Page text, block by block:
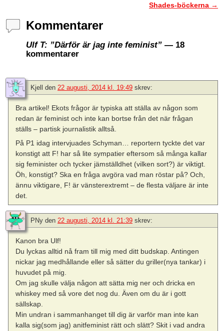
Shades-böckerna →
Kommentarer
Ulf T: ”Därför är jag inte feminist” — 18
kommentarer
Kjell den 22 augusti, 2014 kl. 19:49 skrev:
Bra artikel! Ekots frågor är typiska att ställa av någon som
redan är feminist och inte kan bortse från det när frågan
ställs – partisk journalistik alltså.
På P1 idag intervjuades Schyman… reportern tyckte det var
konstigt att F! har så lite sympatier eftersom så många kallar
sig feminister och tycker jämställdhet (vilken sort?) är viktigt.
Öh, konstigt? Ska en fråga avgöra vad man röstar på? Och,
ännu viktigare, F! är vänsterextremt – de flesta väljare är inte
det.
PNy den 22 augusti, 2014 kl. 21:39 skrev:
Kanon bra Ulf!
Du lyckas alltid nå fram till mig med ditt budskap. Antingen
nickar jag medhållande eller så sätter du griller(nya tankar) i
huvudet på mig.
Om jag skulle välja någon att sätta mig ner och dricka en
whiskey med så vore det nog du. Även om du är i gott
sällskap.
Min undran i sammanhanget till dig är varför man inte kan
kalla sig(som jag) anitfeminist rätt och slätt? Skit i vad andra